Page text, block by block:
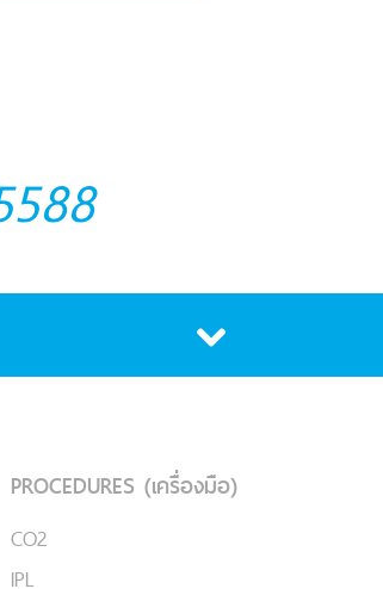
PROCEDURES (เครื่องมือ)
CO2
IPL